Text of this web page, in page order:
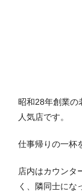
昭和28年創業の
人気店です。
仕事帰りの一杯
店内はカウンタ
く、隣同士にな